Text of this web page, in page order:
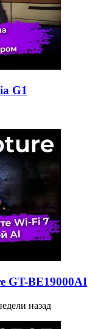
G1
GT-BE19000AI
назад